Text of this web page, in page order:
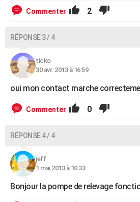
Commenter 2
RÉPONSE 3 / 4
ticko
30 avr. 2013 à 16:59
oui mon contact marche
Commenter 0
RÉPONSE 4 / 4
jeff
1 mai 2013 à 10:33
Bonjour la pompe de relevage